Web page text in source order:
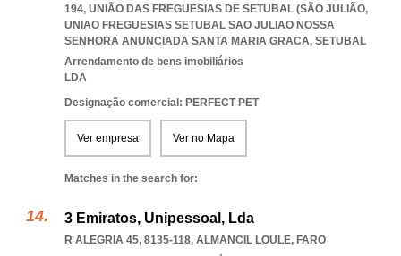
194, UNIÃO DAS FREGUESIAS DE SETUBAL (SÃO JULIÃO,
UNIAO FREGUESIAS SETUBAL SAO JULIAO NOSSA
SENHORA ANUNCIADA SANTA MARIA GRACA, SETUBAL
Arrendamento de bens imobiliários
LDA
Designação comercial: PERFECT PET
Ver empresa Ver no Mapa
Matches in the search for:
3 Emiratos, Unipessoal, Lda
R ALEGRIA 45, 8135-118, ALMANCIL LOULE, FARO